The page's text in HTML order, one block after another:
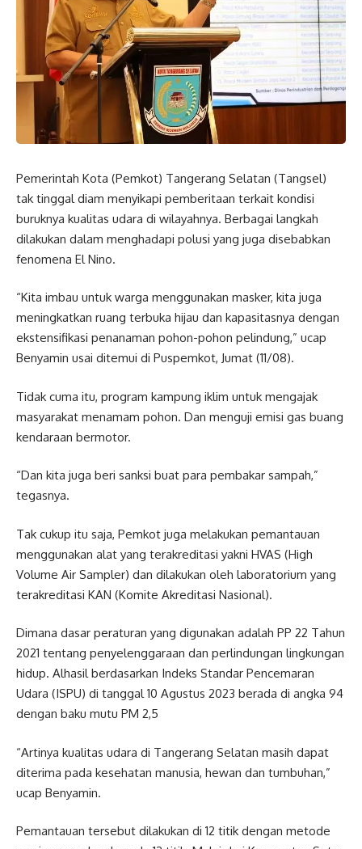
Pemerintah Kota (Pemkot) Tangerang Selatan (Tangsel)
tak tinggal diam menyikapi pemberitaan terkait kondisi
buruknya kualitas udara di wilayahnya. Berbagai langkah
dilakukan dalam menghadapi polusi yang juga disebabkan
fenomena El Nino.
“Kita imbau untuk warga menggunakan masker, kita juga
meningkatkan ruang terbuka hijau dan kapasitasnya dengan
ekstensifikasi penanaman pohon-pohon pelindung,” ucap
Benyamin usai ditemui di Puspemkot, Jumat (11/08).
Tidak cuma itu, program kampung iklim untuk mengajak
masyarakat menamam pohon. Dan menguji emisi gas buang
kendaraan bermotor.
“Dan kita juga beri sanksi buat para pembakar sampah,”
tegasnya.
Tak cukup itu saja, Pemkot juga melakukan pemantauan
menggunakan alat yang terakreditasi yakni HVAS (High
Volume Air Sampler) dan dilakukan oleh laboratorium yang
terakreditasi KAN (Komite Akreditasi Nasional).
Dimana dasar peraturan yang digunakan adalah PP 22 Tahun
2021 tentang penyelenggaraan dan perlindungan lingkungan
hidup. Alhasil berdasarkan Indeks Standar Pencemaran
Udara (ISPU) di tanggal 10 Agustus 2023 berada di angka 94
dengan baku mutu PM 2,5
“Artinya kualitas udara di Tangerang Selatan masih dapat
diterima pada kesehatan manusia, hewan dan tumbuhan,”
ucap Benyamin.
Pemantauan tersebut dilakukan di 12 titik dengan metode